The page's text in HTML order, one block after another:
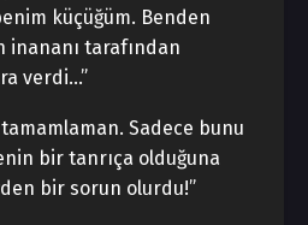
küçüğüm. Benden
inananı tarafından
verdi…”
Sadece bunu
bir tanrıça olduğuna
bir sorun olurdu!”